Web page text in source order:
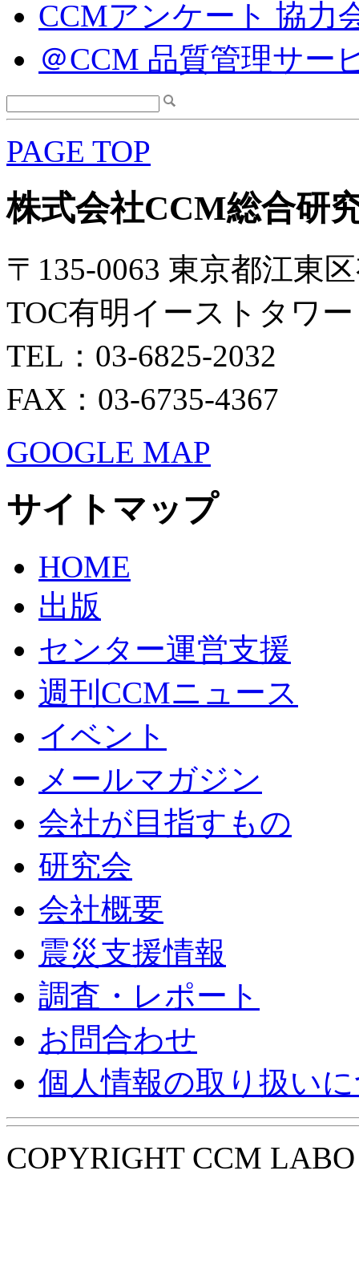
CCMアンケート 協力
＠CCM 品質管理サー
PAGE TOP
株式会社CCM総合研
〒135-0063 東京都江東
TOC有明イーストタワ
TEL：03-6825-2032
FAX：03-6735-4367
GOOGLE MAP
サイトマップ
HOME
出版
センター運営支援
週刊CCMニュース
イベント
メールマガジン
会社が目指すもの
研究会
会社概要
震災支援情報
調査・レポート
お問合わせ
個人情報の取り扱い
COPYRIGHT CCM